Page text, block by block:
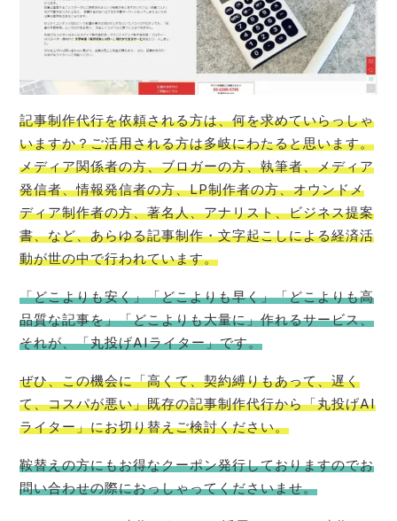
記事制作代行を依頼される方は、何を求めていらっしゃ
いますか？ご活用される方は多岐にわたると思います。
メディア関係者の方、ブロガーの方、執筆者、メディア
発信者、情報発信者の方、LP制作者の方、オウンドメ
ディア制作者の方、著名人、アナリスト、ビジネス提案
書、など、あらゆる記事制作・文字起こしによる経済活
動が世の中で行われています。
「どこよりも安く」「どこよりも早く」「どこよりも高
品質な記事を」「どこよりも大量に」作れるサービス、
それが、「丸投げAIライター」です。
ぜひ、この機会に「高くて、契約縛りもあって、遅く
て、コスパが悪い」既存の記事制作代行から「丸投げAI
ライター」にお切り替えご検討ください。
鞍替えの方にもお得なクーポン発行しておりますのでお
問い合わせの際におっしゃってくださいませ。